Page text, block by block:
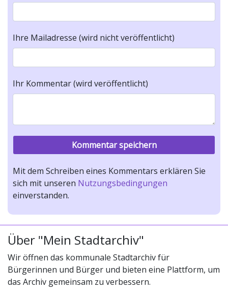
Ihre Mailadresse (wird nicht veröffentlicht)
Ihr Kommentar (wird veröffentlicht)
Mit dem Schreiben eines Kommentars erklären Sie
sich mit unseren Nutzungsbedingungen
einverstanden.
Über "Mein Stadtarchiv"
Wir öffnen das kommunale Stadtarchiv für
Bürgerinnen und Bürger und bieten eine Plattform, um
das Archiv gemeinsam zu verbessern.